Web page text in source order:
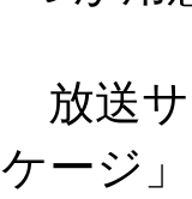
放送サ
ケージ